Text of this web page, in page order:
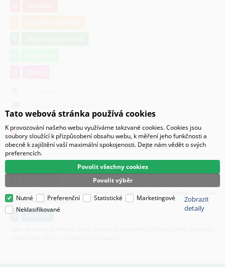
částečně skladem
na objednávku
po kliknutí na ikony se zobrazí detailní dotazovač skladu
- bodová hodnota produktu v promoakci;
sestava - sloučení komponent ve virtuální produkt,(komponenty se mohou
prodávat i samostatně)
L
Tato webová stránka používá cookies
K provozování našeho webu využíváme takzvané cookies. Cookies jsou
soubory sloužící k přizpůsobení obsahu webu, k měření jeho funkčnosti a
obecně k zajištění vaší maximální spokojenosti. Dejte nám vědět o svých
preferencích.
Povolit výběr
Povolit všechny cookies
Nutné Preferenční Statistické
Marketingové
Neklasifikované
Zobrazit
detaily